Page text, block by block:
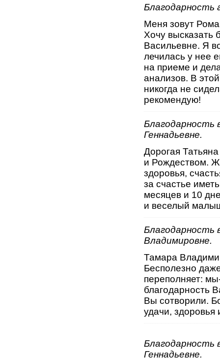
Благодарность
Меня зовут
Хочу высказать
Васильевне. Я
лечилась у нее
на приеме и
анализов. В
никогда не
рекомендую!
Благодарность
Геннадьевне.
Дорогая
и Рождеством.
здоровья,
за счастье
месяцев и 10
и веселый
Благодарность
Владимировне.
Тамара
Бесполезно
переполняет:
благодарность
Вы сотворили.
удачи, здоровья
Благодарность
Геннадьевне.